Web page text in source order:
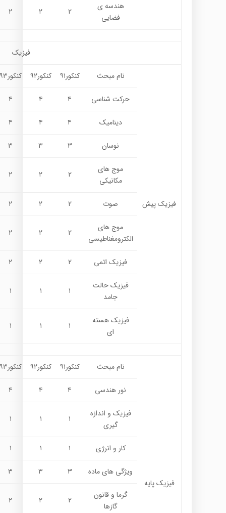
هندسه ی
فضایی
۲ ۲ ۲
فیزیک
فیزیک پیش
نام مبحث کنکور۹۱ کنکور۹۲ کنکور۹۳
حرکت شناسی ۴ ۴ ۴
دینامیک ۴ ۴ ۴
نوسان ۳ ۳ ۳
موج های
مکانیکی
۲ ۲ ۲
صوت ۲ ۲ ۲
موج های
الکترومغناطیسی
۲ ۲ ۲
فیزیک اتمی ۲ ۲ ۲
فیزیک حالت
جامد
۱ ۱ ۱
فیزیک هسته
ای
۱ ۱ ۱
فیزیک پایه
نام مبحث کنکور۹۱ کنکور۹۲ کنکور۹۳
نور هندسی ۴ ۴ ۴
فیزیک و اندازه
گیری
۱ ۱ ۱
کار و انرژی ۱ ۱ ۱
ویژگی های ماده ۳ ۳ ۳
گرما و قانون
گازها
۲ ۲ ۲